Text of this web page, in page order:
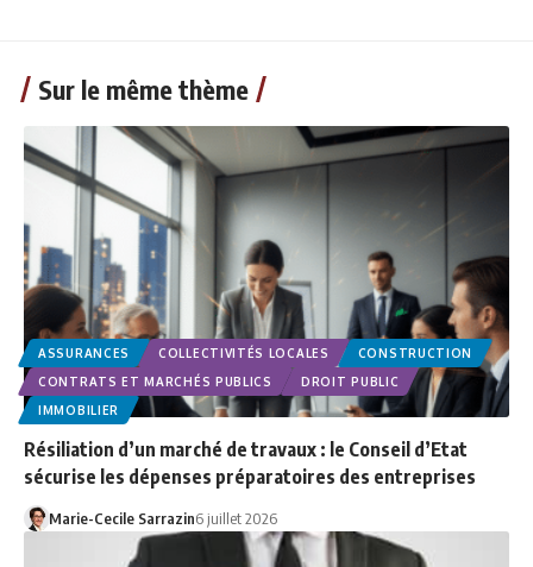
Sur le même thème
ASSURANCES COLLECTIVITÉS LOCALES
CONSTRUCTION
CONTRATS ET MARCHÉS PUBLICS
DROIT PUBLIC
IMMOBILIER
Résiliation d’un marché de travaux : le Conseil d’Etat
sécurise les dépenses préparatoires des entreprises
Marie-Cecile Sarrazin6 juillet 2026